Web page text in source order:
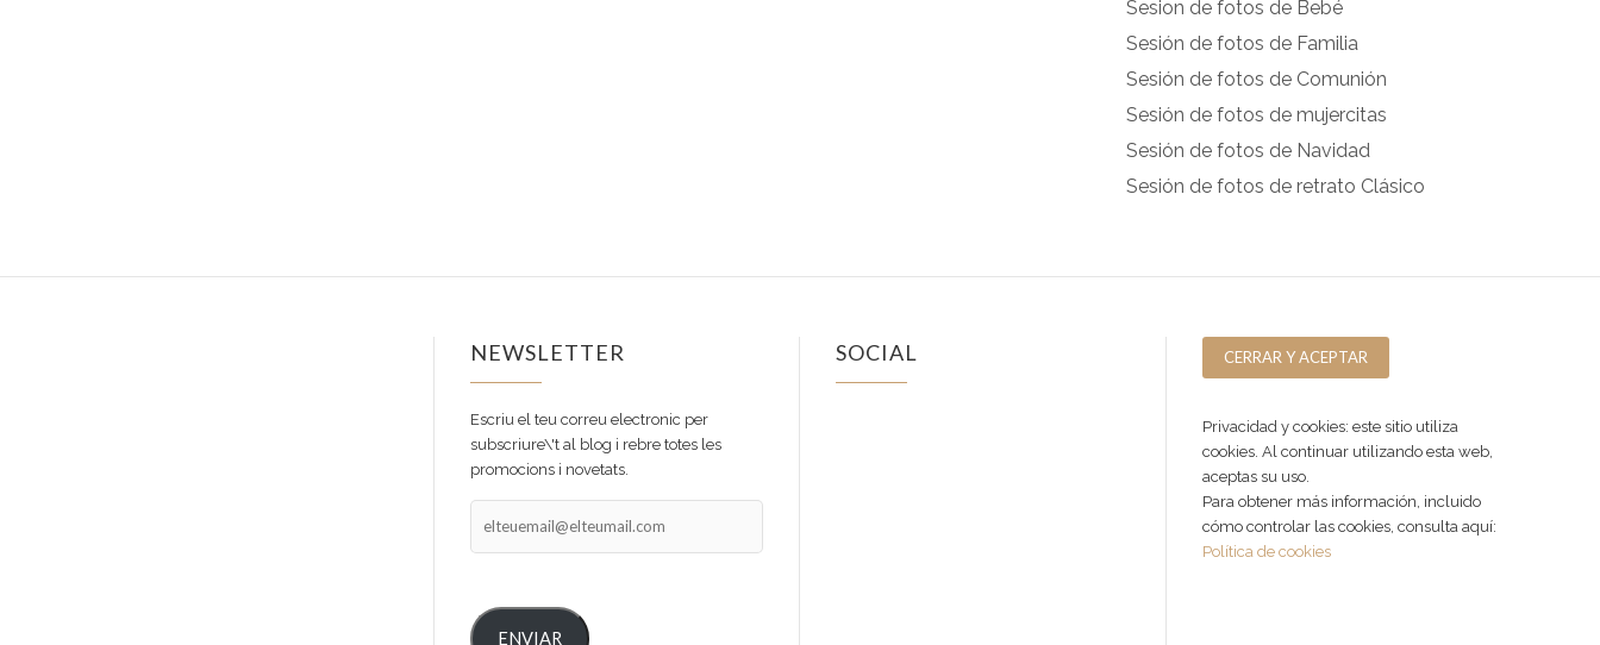
Sesion de fotos de Bebé
Sesión de fotos de Familia
Sesión de fotos de Comunión
Sesión de fotos de mujercitas
Sesión de fotos de Navidad
Sesión de fotos de retrato Clásico
NEWSLETTER
Escriu el teu correu electronic per
subscriure\'t al blog i rebre totes les
promocions i novetats.
ENVIAR
SOCIAL
Privacidad y cookies: este sitio utiliza
cookies. Al continuar utilizando esta web,
aceptas su uso.
Para obtener más información, incluido
cómo controlar las cookies, consulta aquí:
Política de cookies